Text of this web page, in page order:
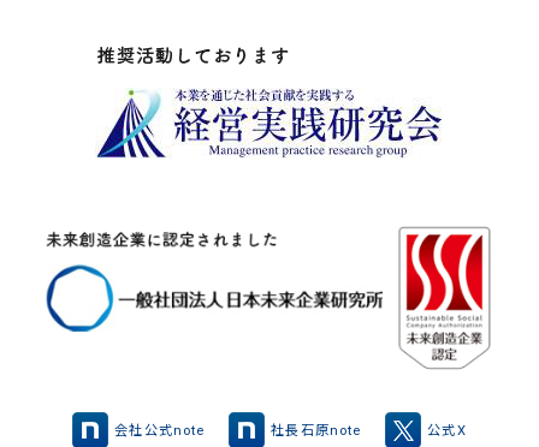
会社公式note 社長石原note 公式X